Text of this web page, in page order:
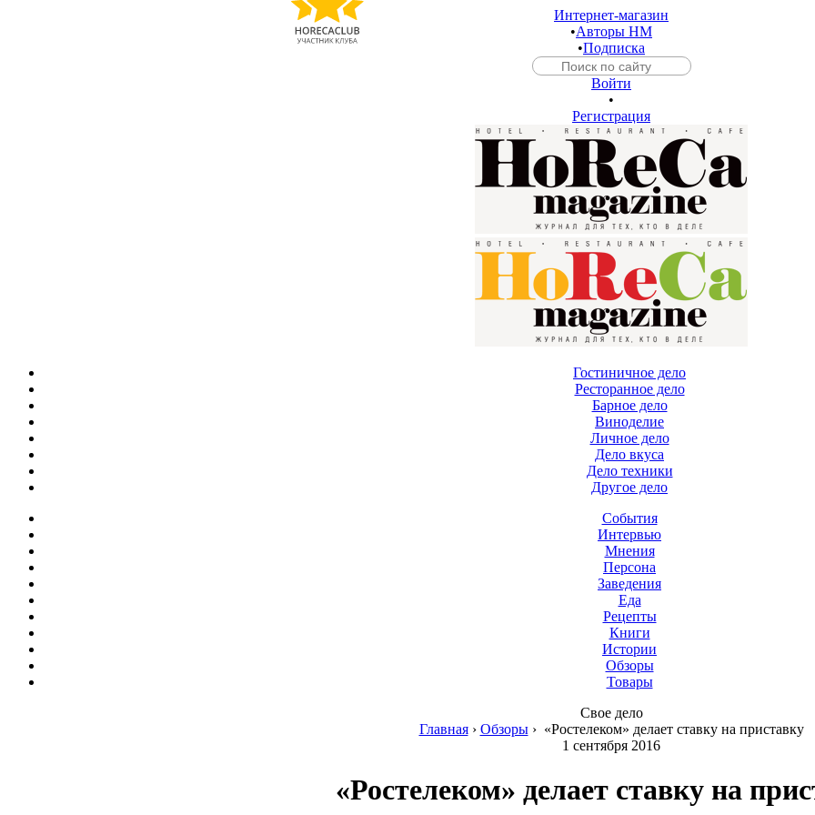
Интернет-магазин
•Авторы HM
•Подписка
Войти
•
Регистрация
Гостиничное дело
Ресторанное дело
Барное дело
Виноделие
Личное дело
Дело вкуса
Дело техники
Другое дело
События
Интервью
Мнения
Персона
Заведения
Еда
Рецепты
Книги
Истории
Обзоры
Товары
Свое дело
Главная› Обзоры› «Ростелеком» делает ставку на приставку
1 сентября 2016
«Ростелеком» делает ставку на